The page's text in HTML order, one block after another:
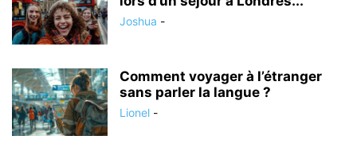
Joshua -
Comment voyager à l’étranger
sans parler la langue ?
Lionel -